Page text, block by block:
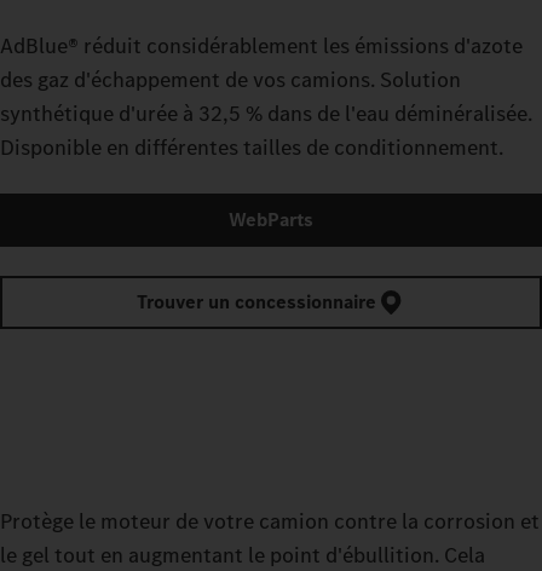
AdBlue® réduit considérablement les émissions d'azote
des gaz d'échappement de vos camions. Solution
synthétique d'urée à 32,5 % dans de l'eau déminéralisée.
Disponible en différentes tailles de conditionnement.
WebParts
Trouver un concessionnaire
Protège le moteur de votre camion contre la corrosion et
le gel tout en augmentant le point d'ébullition. Cela